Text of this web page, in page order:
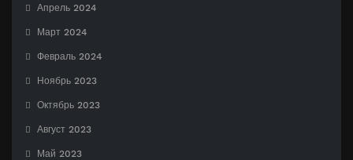
Апрель 2024
Март 2024
Февраль 2024
Ноябрь 2023
Октябрь 2023
Август 2023
Май 2023